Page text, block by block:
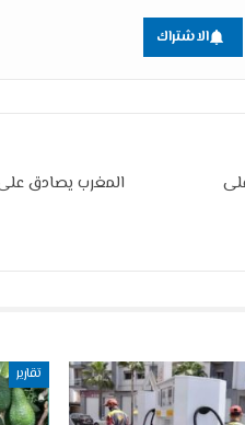
الاشتراك
المغرب يصادق
تقارير